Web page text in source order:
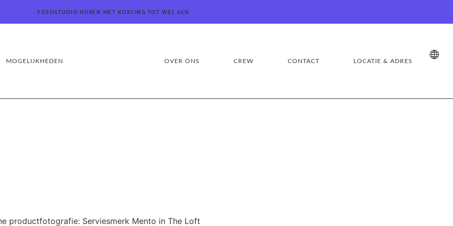
FOTOSTUDIO HUREN MET KORTING TOT WEL 60%
MOGELIJKHEDEN OVER ONS CREW CONTACT LOCATIE & ADRES
productfotografie: Serviesmerk Mento in The Loft